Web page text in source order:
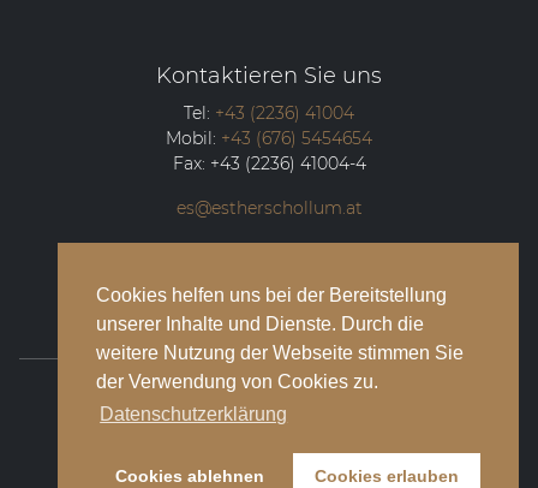
Cookies helfen uns bei der Bereitstellung
unserer Inhalte und Dienste. Durch die
weitere Nutzung der Webseite stimmen Sie
der Verwendung von Cookies zu.
Datenschutzerklärung
Cookies ablehnen Cookies erlauben
Kontaktieren Sie uns
Tel: +43 (2236) 41004
Mobil: +43 (676) 5454654
Fax: +43 (2236) 41004-4
es@estherschollum.at
2340 Mödling
Impressum